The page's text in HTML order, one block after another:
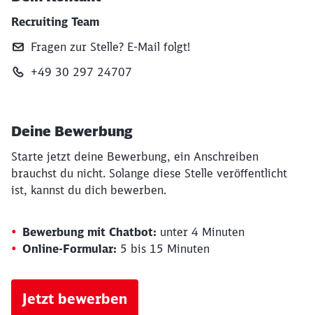
Recruiting Team
Fragen zur Stelle? E‑Mail folgt!
+49 30 297 24707
Deine Bewerbung
Starte jetzt deine Bewerbung, ein Anschreiben
brauchst du nicht. Solange diese Stelle veröffentlicht
ist, kannst du dich bewerben.
Bewerbung mit Chatbot: unter 4 Minuten
Online-Formular: 5 bis 15 Minuten
Jetzt bewerben